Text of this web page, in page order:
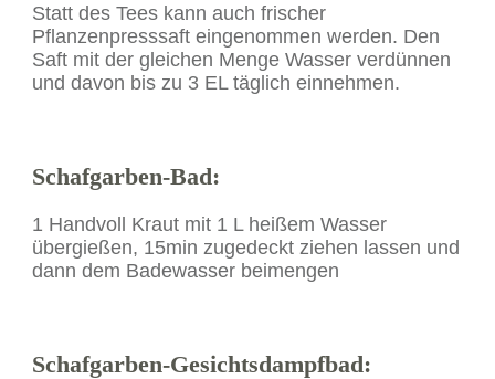
Statt des Tees kann auch frischer
Pflanzenpresssaft eingenommen werden. Den
Saft mit der gleichen Menge Wasser verdünnen
und davon bis zu 3 EL täglich einnehmen.
Schafgarben-Bad:
1 Handvoll Kraut mit 1 L heißem Wasser
übergießen, 15min zugedeckt ziehen lassen und
dann dem Badewasser beimengen
Schafgarben-Gesichtsdampfbad: